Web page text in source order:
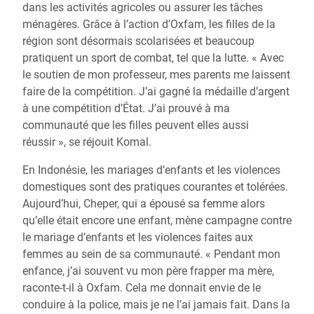
dans les activités agricoles ou assurer les tâches
ménagères. Grâce à l’action d’Oxfam, les filles de la
région sont désormais scolarisées et beaucoup
pratiquent un sport de combat, tel que la lutte. « Avec
le soutien de mon professeur, mes parents me laissent
faire de la compétition. J’ai gagné la médaille d’argent
à une compétition d’État. J’ai prouvé à ma
communauté que les filles peuvent elles aussi
réussir », se réjouit Komal.
En Indonésie, les mariages d’enfants et les violences
domestiques sont des pratiques courantes et tolérées.
Aujourd’hui, Cheper, qui a épousé sa femme alors
qu’elle était encore une enfant, mène campagne contre
le mariage d’enfants et les violences faites aux
femmes au sein de sa communauté. « Pendant mon
enfance, j’ai souvent vu mon père frapper ma mère,
raconte-t-il à Oxfam. Cela me donnait envie de le
conduire à la police, mais je ne l’ai jamais fait. Dans la